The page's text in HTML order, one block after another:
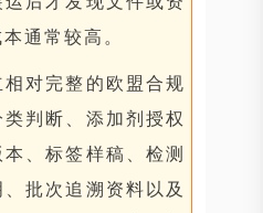
通常较高。
对完整的欧盟合规
判断、添加剂授权
、标签样稿、检测
批次追溯资料以及